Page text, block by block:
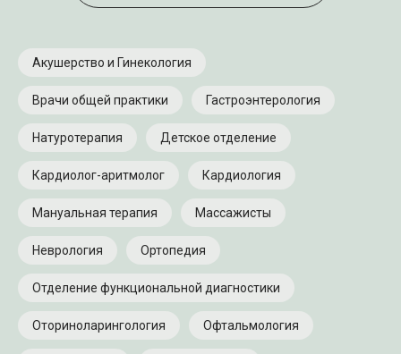
Акушерство и Гинекология
Врачи общей практики Гастроэнтерология
Натуротерапия Детское отделение
Кардиолог-аритмолог Кардиология
Мануальная терапия Массажисты
Неврология Ортопедия
Отделение функциональной диагностики
Оториноларингология Офтальмология